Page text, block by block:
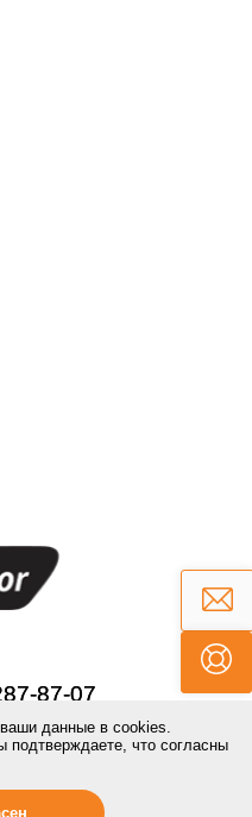
87-07
данные в cookies.
подтверждаете, что согласны